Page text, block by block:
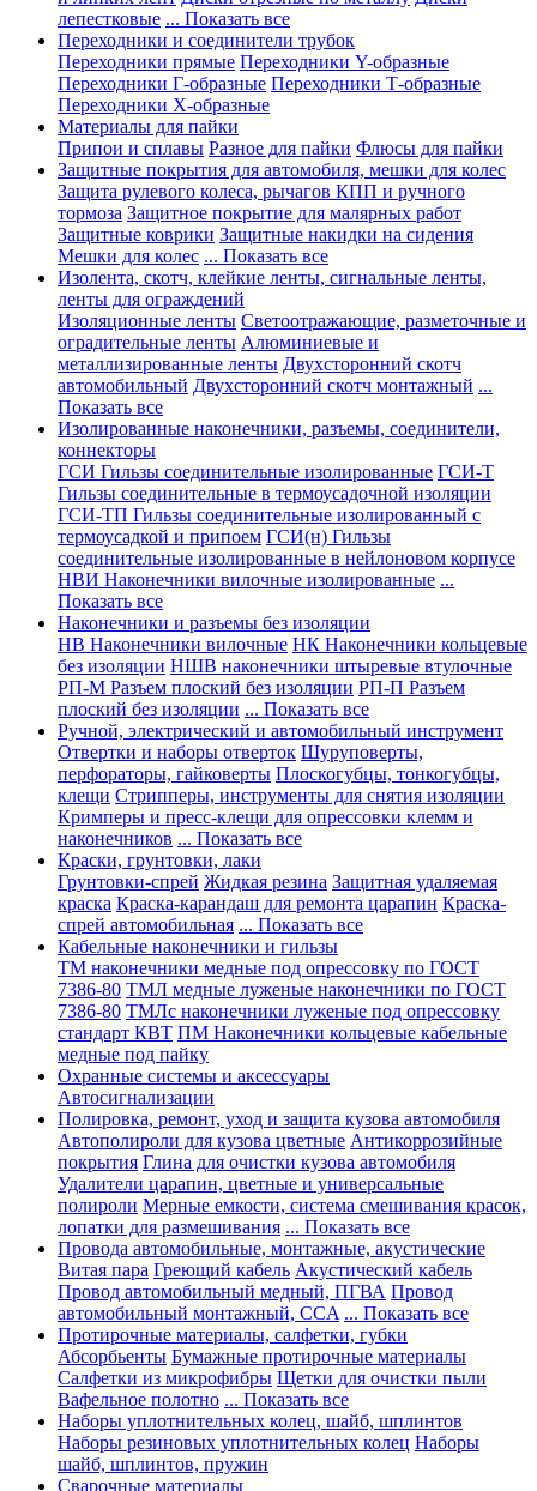
лепестковые ... Показать все
Переходники и соединители трубок
Переходники прямые Переходники Y-образные
Переходники Г-образные Переходники Т-образные
Переходники Х-образные
Материалы для пайки
Припои и сплавы Разное для пайки Флюсы для пайки
Защитные покрытия для автомобиля, мешки для колес
Защита рулевого колеса, рычагов КПП и ручного
тормоза Защитное покрытие для малярных работ
Защитные коврики Защитные накидки на сидения
Мешки для колес ... Показать все
Изолента, скотч, клейкие ленты, сигнальные ленты,
ленты для ограждений
Изоляционные ленты Светоотражающие, разметочные и
оградительные ленты Алюминиевые и
металлизированные ленты Двухсторонний скотч
автомобильный Двухсторонний скотч монтажный ...
Показать все
Изолированные наконечники, разъемы, соединители,
коннекторы
ГСИ Гильзы соединительные изолированные ГСИ-Т
Гильзы соединительные в термоусадочной изоляции
ГСИ-ТП Гильзы соединительные изолированный с
термоусадкой и припоем ГСИ(н) Гильзы
соединительные изолированные в нейлоновом корпусе
НВИ Наконечники вилочные изолированные ...
Показать все
Наконечники и разъемы без изоляции
НВ Наконечники вилочные НК Наконечники кольцевые
без изоляции НШВ наконечники штыревые втулочные
РП-М Разъем плоский без изоляции РП-П Разъем
плоский без изоляции ... Показать все
Ручной, электрический и автомобильный инструмент
Отвертки и наборы отверток Шуруповерты,
перфораторы, гайковерты Плоскогубцы, тонкогубцы,
клещи Стрипперы, инструменты для снятия изоляции
Кримперы и пресс-клещи для опрессовки клемм и
наконечников ... Показать все
Краски, грунтовки, лаки
Грунтовки-спрей Жидкая резина Защитная удаляемая
краска Краска-карандаш для ремонта царапин Краска-
спрей автомобильная ... Показать все
Кабельные наконечники и гильзы
ТМ наконечники медные под опрессовку по ГОСТ
7386-80 ТМЛ медные луженые наконечники по ГОСТ
7386-80 ТМЛс наконечники луженые под опрессовку
стандарт КВТ ПМ Наконечники кольцевые кабельные
медные под пайку
Охранные системы и аксессуары
Автосигнализации
Полировка, ремонт, уход и защита кузова автомобиля
Автополироли для кузова цветные Антикоррозийные
покрытия Глина для очистки кузова автомобиля
Удалители царапин, цветные и универсальные
полироли Мерные емкости, система смешивания красок,
лопатки для размешивания ... Показать все
Провода автомобильные, монтажные, акустические
Витая пара Греющий кабель Акустический кабель
Провод автомобильный медный, ПГВА Провод
автомобильный монтажный, CCA ... Показать все
Протирочные материалы, салфетки, губки
Абсорбьенты Бумажные протирочные материалы
Салфетки из микрофибры Щетки для очистки пыли
Вафельное полотно ... Показать все
Наборы уплотнительных колец, шайб, шплинтов
Наборы резиновых уплотнительных колец Наборы
шайб, шплинтов, пружин
Сварочные материалы